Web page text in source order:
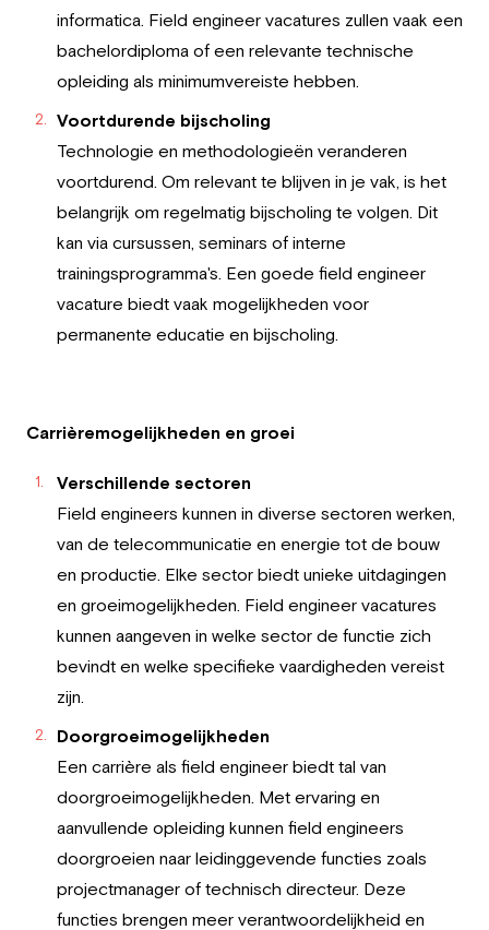
informatica. Field engineer vacatures zullen vaak een
bachelordiploma of een relevante technische
opleiding als minimumvereiste hebben.
Voortdurende bijscholing
Technologie en methodologieën veranderen
voortdurend. Om relevant te blijven in je vak, is het
belangrijk om regelmatig bijscholing te volgen. Dit
kan via cursussen, seminars of interne
trainingsprogramma's. Een goede field engineer
vacature biedt vaak mogelijkheden voor
permanente educatie en bijscholing.
Carrièremogelijkheden en groei
Verschillende sectoren
Field engineers kunnen in diverse sectoren werken,
van de telecommunicatie en energie tot de bouw
en productie. Elke sector biedt unieke uitdagingen
en groeimogelijkheden. Field engineer vacatures
kunnen aangeven in welke sector de functie zich
bevindt en welke specifieke vaardigheden vereist
zijn.
Doorgroeimogelijkheden
Een carrière als field engineer biedt tal van
doorgroeimogelijkheden. Met ervaring en
aanvullende opleiding kunnen field engineers
doorgroeien naar leidinggevende functies zoals
projectmanager of technisch directeur. Deze
functies brengen meer verantwoordelijkheid en